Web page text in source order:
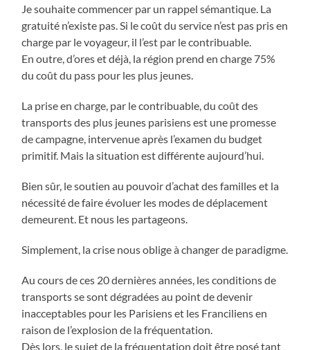
Je souhaite commencer par un rappel sémantique. La
gratuité n’existe pas. Si le coût du service n’est pas pris en
charge par le voyageur, il l’est par le contribuable.
En outre, d’ores et déjà, la région prend en charge 75%
du coût du pass pour les plus jeunes.
La prise en charge, par le contribuable, du coût des
transports des plus jeunes parisiens est une promesse
de campagne, intervenue après l’examen du budget
primitif. Mais la situation est différente aujourd’hui.
Bien sûr, le soutien au pouvoir d’achat des familles et la
nécessité de faire évoluer les modes de déplacement
demeurent. Et nous les partageons.
Simplement, la crise nous oblige à changer de paradigme.
Au cours de ces 20 dernières années, les conditions de
transports se sont dégradées au point de devenir
inacceptables pour les Parisiens et les Franciliens en
raison de l’explosion de la fréquentation.
Dès lors, le sujet de la fréquentation doit être posé tant